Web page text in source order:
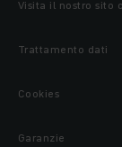
Visita il nostro sito
Trattamento dati
Cookies
Garanzie